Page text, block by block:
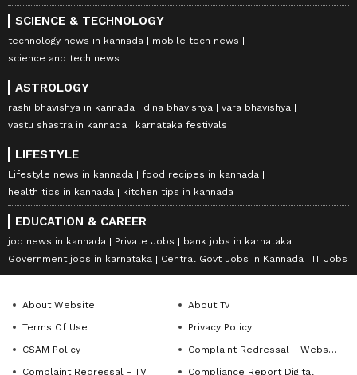
SCIENCE & TECHNOLOGY
technology news in kannada
mobile tech news
science and tech news
ASTROLOGY
rashi bhavishya in kannada dina bhavishya
vara bhavishya
vastu shastra in kannada
karnataka festivals
LIFESTYLE
Lifestyle news in kannada
food recipes in kannada
health tips in kannada
kitchen tips in kannada
EDUCATION & CAREER
job news in kannada Private Jobs
bank jobs in karnataka
Government jobs in karnataka
Central Govt Jobs in Kannada IT Jobs
About Website
About Tv
Terms Of Use
Privacy Policy
CSAM Policy
Complaint Redressal - Website
Complaint Redressal - TV
Compliance Report Digital